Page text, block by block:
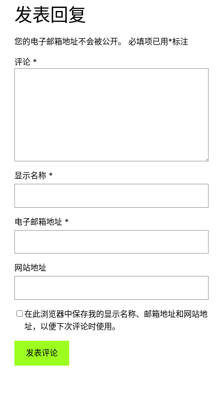
发表回复
您的电子邮箱地址不会被公开。 必填项已用 *标注
评论 *
显示名称 *
电子邮箱地址 *
网站地址
在此浏览器中保存我的显示名称、邮箱地址和网站地
址，以便下次评论时使用。